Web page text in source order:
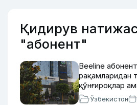
Қидирув
"абонент"
Beeline
рақамларидан
қўнғироқлар
Ўзбекистон